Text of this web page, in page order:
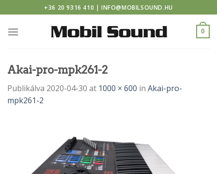
to
content
+36 20 9316 410 | INFO@MOBILSOUND.HU
0
Akai-pro-mpk261-2
Publikálva 2020-04-30 at 1000 × 600 in Akai-pro-
mpk261-2